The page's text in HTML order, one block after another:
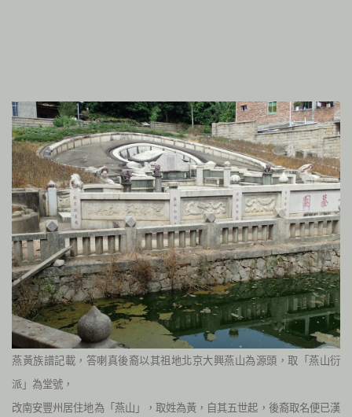
燕黃族譜記載，答喇真後裔以其祖地北京大興燕山為源頭，取「燕山衍
派」為堂號，
改南安豐州居住地為「燕山」，取姓為黃，自其五世起，後裔取名便已漢